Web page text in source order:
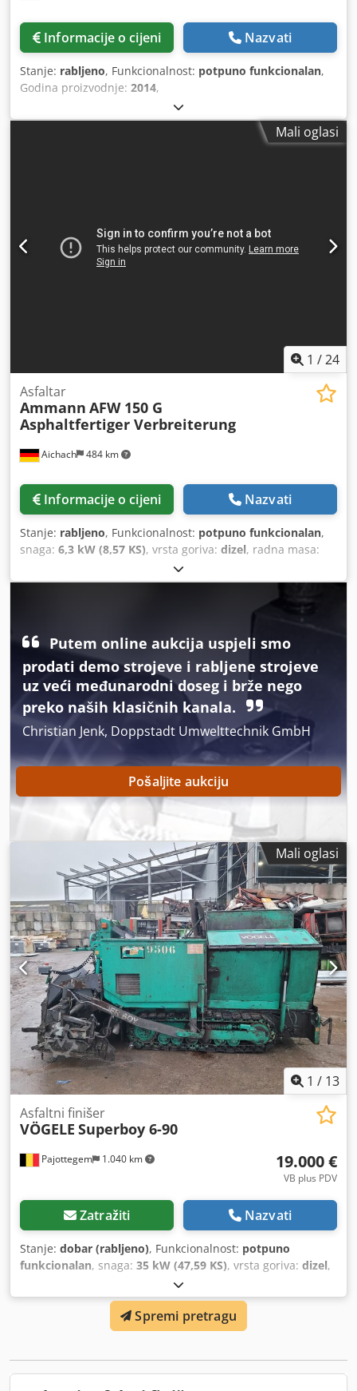
Informacije o cijeni Nazvati
Stanje: rabljeno, Funkcionalnost: potpuno funkcionalan,
Godina proizvodnje: 2014,
Mali oglasi
1 /24
Aichach 484 km
Asfaltar
Ammann AFW 150 G
Asphaltfertiger Verbreiterung
Informacije o cijeni Nazvati
Stanje: rabljeno, Funkcionalnost: potpuno funkcionalan,
snaga: 6,3 kW (8,57 KS), vrsta goriva: dizel, radna masa:
, Godina proizvodnje:2014
stroj za izradu nogostupa Godina proizvodnje: 2014. 500
radnih sati 6,3 kW Hatz motor 1000 kg Chodpfsxz Dx Djx Ad
Sja Širina ugradnje: 800-1300 mm Proširenje do 1650 mm
Grijač Proširenja mehanička Izravnavajuća ploča
hidrauličnaPutem online aukcija uspjeli smo
prodati demo strojeve i rabljene strojeve
uz veći međunarodni doseg i brže nego
preko naših klasičnih kanala.
Christian Jenk, Doppstadt Umwelttechnik GmbH
Pošaljite aukciju
Mali oglasi
1 / 13
Pajottegem 1.040 km
Asfaltni finišer
VÖGELE Superboy 6-90
19.000 €
VB plus PDV
Zatražiti Nazvati
Stanje: dobar (rabljeno), Funkcionalnost: potpuno
funkcionalan, snaga: 35 kW (47,59 KS), vrsta goriva: dizel,
, radna masa:
proizvodnje:2001, radni sati:1.828 h, VÖGELE 6-90
Gusjeničar za asfaltiranje Na prodaju: robustan i pouzdan
VÖGELE 6-90 stroj za polaganje asfalta s gusjeničnim
Spremi pretragu